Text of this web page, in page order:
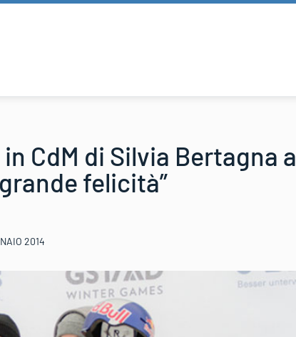
CdM di Silvia Bertagna a
felicità”
2014